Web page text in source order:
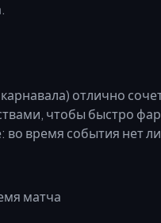
отлично
чтобы быстро
во время события нет